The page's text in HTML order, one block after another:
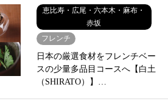
恵比寿・広尾・六本木・麻布・
赤坂
フレンチ
日本の厳選食材をフレンチベー
スの少量多品目コースへ【白土
（SHIRATO）】…